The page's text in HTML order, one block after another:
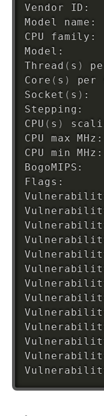
Vendor
Model
Thread ( s )
Core ( s )
Socket ( s )
CPU ( s )
CPU
CPU
Flags: